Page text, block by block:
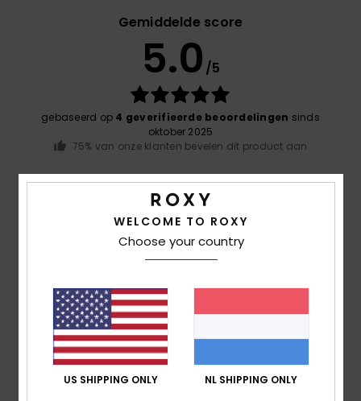
Gemiddelde score
5.0 /5
gebaseerd op 4 geverifieerde beoordelingen sinds
oktober 2025
75% van onze klanten bevelen dit product aan
4.8
Maat
Te klein Te groot
WELCOME TO ROXY
Choose your country
US SHIPPING ONLY NL SHIPPING ONLY